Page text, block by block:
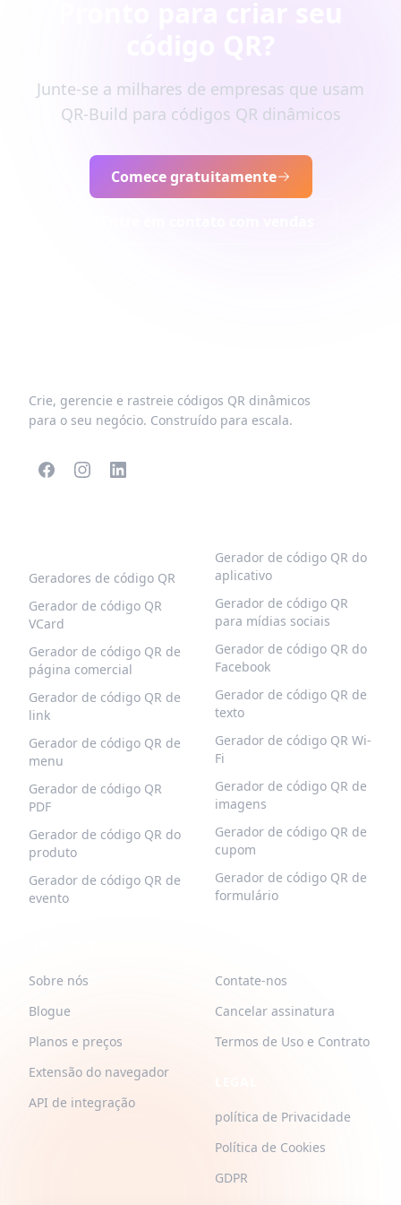
Junte-se a milhares de empresas que usam
QR-Build para códigos QR dinâmicos
Comece gratuitamente
Crie, gerencie e rastreie códigos QR dinâmicos
para o seu negócio. Construído para escala.
Geradores de código QR
Gerador de código QR
VCard
Gerador de código QR de
página comercial
Gerador de código QR de
link
Gerador de código QR de
menu
Gerador de código QR
PDF
Gerador de código QR do
produto
Gerador de código QR de
evento
Gerador de código QR do
aplicativo
Gerador de código QR
para mídias sociais
Gerador de código QR do
Facebook
Gerador de código QR de
texto
Gerador de código QR Wi-
Fi
Gerador de código QR de
imagens
Gerador de código QR de
cupom
Gerador de código QR de
formulário
Sobre nós
Blogue
Planos e preços
Extensão do navegador
API de integração
Contate-nos
Cancelar assinatura
Termos de Uso e Contrato
política de Privacidade
Política de Cookies
GDPR